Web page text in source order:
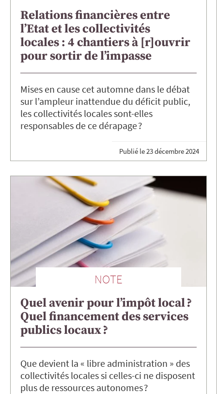
Relations financières entre
l’Etat et les collectivités
locales : 4 chantiers à [r]ouvrir
pour sortir de l’impasse
Mises en cause cet automne dans le débat
sur l’ampleur inattendue du déficit public,
les collectivités locales sont-elles
responsables de ce dérapage ?
Publié le23 décembre 2024
NOTE
Quel avenir pour l’impôt local ?
Quel financement des services
publics locaux ?
Que devient la « libre administration » des
collectivités locales si celles-ci ne disposent
plus de ressources autonomes ?